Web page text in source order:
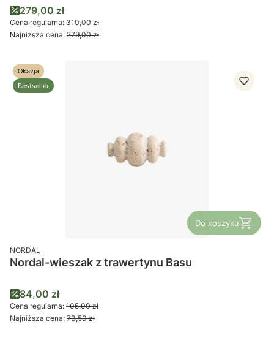
Cena promocyjna
279,00 zł
Cena regularna: 310,00 zł
Najniższa cena: 279,00 zł
Okazja
Bestseller
Do koszyka
PRODUCENT
NORDAL
Nordal-wieszak z trawertynu Basu
Cena promocyjna
84,00 zł
Cena regularna: 105,00 zł
Najniższa cena: 73,50 zł